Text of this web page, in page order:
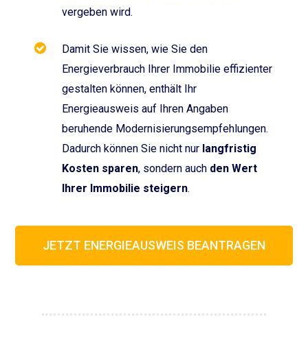
vergeben wird.
Damit Sie wissen, wie Sie den
Energieverbrauch Ihrer Immobilie effizienter
gestalten können, enthält Ihr
Energieausweis auf Ihren Angaben
beruhende Modernisierungs­empfehlungen.
Dadurch können Sie nicht nur langfristig
Kosten sparen, sondern auch den Wert
Ihrer Immobilie steigern.
JETZT ENERGIEAUSWEIS BEANTRAGEN